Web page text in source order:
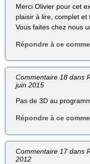
Merci Olivier pour cet
plaisir à lire, complet et
Vous faites chez nous
Répondre à ce
Commentaire 18 dans
juin 2015
Pas de 3D au
Répondre à ce
Commentaire 17 dans
2012